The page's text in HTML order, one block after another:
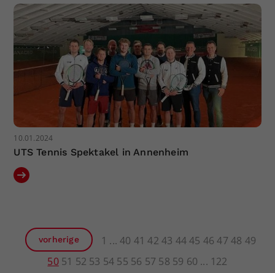
10.01.2024
UTS Tennis Spektakel in Annenheim
vorherige 1 40 41 42 43 4445 46 47 48 49
50 51 52 53 54 55 56 57 58 59 60 122